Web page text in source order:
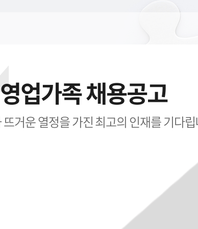
영업가족 채용공고
거운 열정을 가진 최고의 인재를 기다